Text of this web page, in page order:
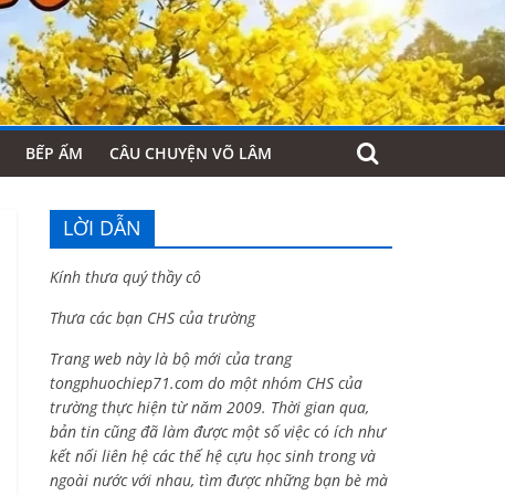
BẾP ẤM CÂU CHUYỆN VÕ LÂM
LỜI DẪN
Kính thưa quý thầy cô
Thưa các bạn CHS của trường
Trang web này là bộ mới của trang
tongphuochiep71.com do một nhóm CHS của
trường thực hiện từ năm 2009. Thời gian qua,
bản tin cũng đã làm được một số việc có ích như
kết nối liên hệ các thế hệ cựu học sinh trong và
ngoài nước với nhau, tìm được những bạn bè mà